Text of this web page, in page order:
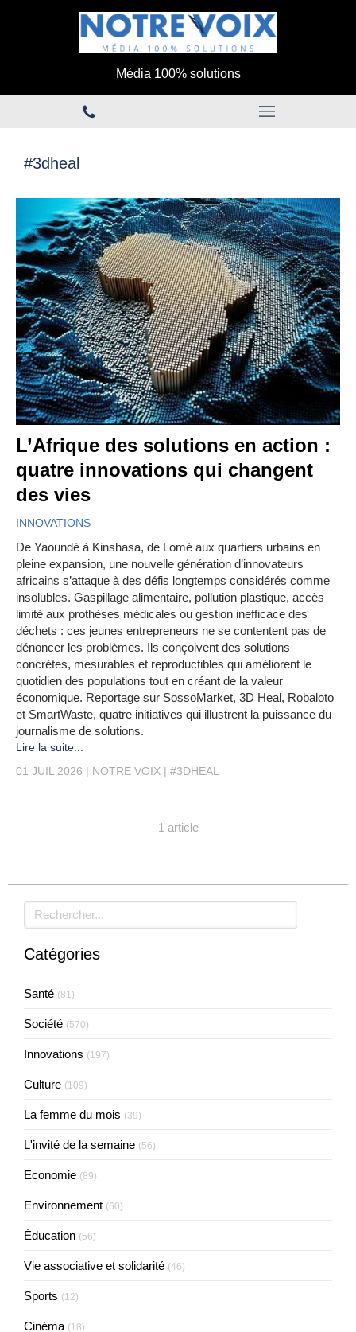
Média 100% solutions
#3dheal
L’Afrique des solutions en action :
quatre innovations qui changent
des vies
INNOVATIONS
De Yaoundé à Kinshasa, de Lomé aux quartiers urbains en
pleine expansion, une nouvelle génération d’innovateurs
africains s’attaque à des défis longtemps considérés comme
insolubles. Gaspillage alimentaire, pollution plastique, accès
limité aux prothèses médicales ou gestion inefficace des
déchets : ces jeunes entrepreneurs ne se contentent pas de
dénoncer les problèmes. Ils conçoivent des solutions
concrètes, mesurables et reproductibles qui améliorent le
quotidien des populations tout en créant de la valeur
économique. Reportage sur SossoMarket, 3D Heal, Robaloto
et SmartWaste, quatre initiatives qui illustrent la puissance du
journalisme de solutions.
Lire la suite...
01 JUIL 2026
NOTRE VOIX #3DHEAL
1 article
Rechercher
Catégories
Santé (81)
Société (570)
Innovations (197)
Culture (109)
La femme du mois (39)
L'invité de la semaine (56)
Economie (89)
Environnement (60)
Éducation (56)
Vie associative et solidarité (46)
Sports (12)
Cinéma (18)